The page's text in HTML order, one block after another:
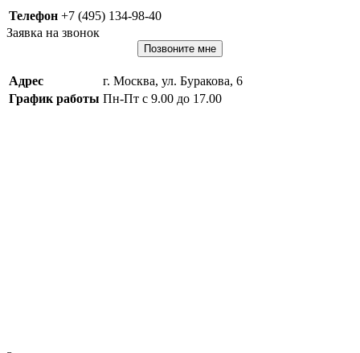
Телефон +7 (495) 134-98-40
Заявка на звонок
Позвоните мне
Адрес
г. Москва, ул. Буракова, 6
График работы Пн-Пт с 9.00 до 17.00